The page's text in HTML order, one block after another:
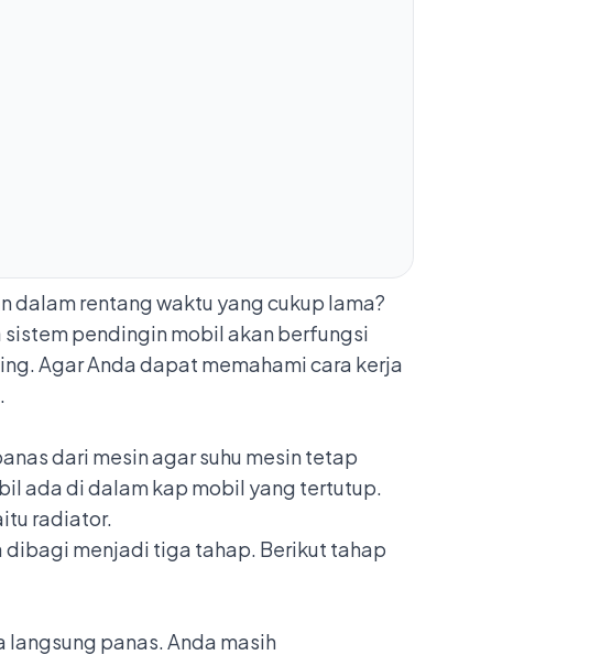
dalam rentang waktu yang cukup lama?
pendingin mobil akan berfungsi
. Agar Anda dapat memahami cara kerja
dari mesin agar suhu mesin tetap
ada di dalam kap mobil yang tertutup.
radiator.
dibagi menjadi tiga tahap. Berikut tahap
panas. Anda masih